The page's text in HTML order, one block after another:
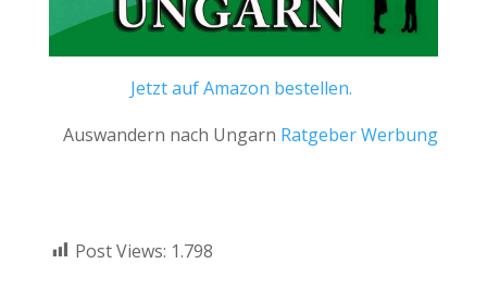
Jetzt auf Amazon bestellen.
Auswandern nach Ungarn Ratgeber Werbung
Post Views: 1.798